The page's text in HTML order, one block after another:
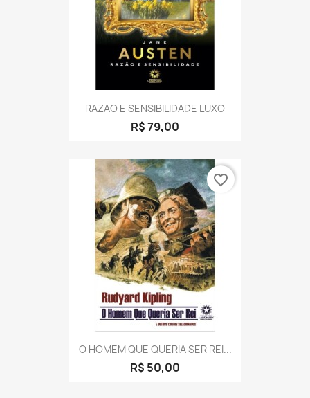
RAZAO E SENSIBILIDADE LUXO
R$ 79,00
O HOMEM QUE QUERIA SER REI...
R$ 50,00
favorite_border